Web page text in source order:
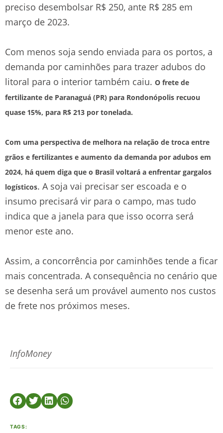
preciso desembolsar R$ 250, ante R$ 285 em
março de 2023.
Com menos soja sendo enviada para os portos, a
demanda por caminhões para trazer adubos do
litoral para o interior também caiu. O frete de
fertilizante de Paranaguá (PR) para Rondonópolis recuou
quase 15%, para R$ 213 por tonelada.
Com uma perspectiva de melhora na relação de troca entre
grãos e fertilizantes e aumento da demanda por adubos em
2024, há quem diga que o Brasil voltará a enfrentar gargalos
logísticos. A soja vai precisar ser escoada e o
insumo precisará vir para o campo, mas tudo
indica que a janela para que isso ocorra será
menor este ano.
Assim, a concorrência por caminhões tende a ficar
mais concentrada. A consequência no cenário que
se desenha será um provável aumento nos custos
de frete nos próximos meses.
InfoMoney
TAGS: